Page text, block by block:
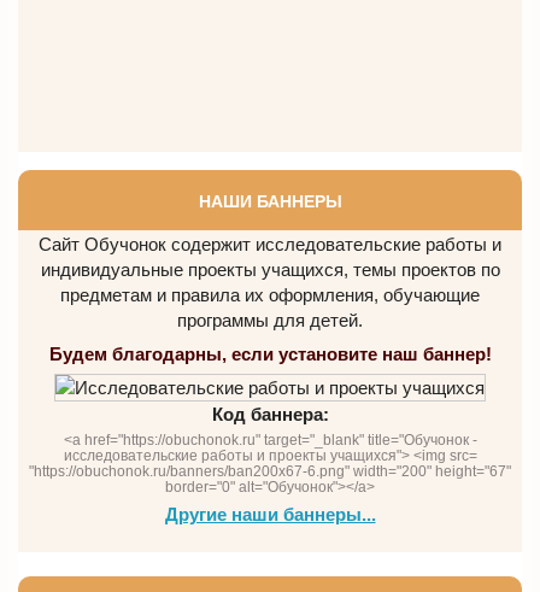
НАШИ БАННЕРЫ
Сайт Обучонок содержит исследовательские работы и
индивидуальные проекты учащихся, темы проектов по
предметам и правила их оформления, обучающие
программы для детей.
Будем благодарны, если установите наш баннер!
Код баннера:
<a href="https://obuchonok.ru" target="_blank" title="Обучонок -
исследовательские работы и проекты учащихся"> <img src=
"https://obuchonok.ru/banners/ban200x67-6.png" width="200" height="67"
border="0" alt="Обучонок"></a>
Другие наши баннеры...